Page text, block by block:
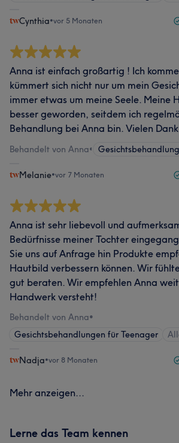
Cynthia•vor 5 Monaten
Anna ist einfach großartig ! Ich
kümmert sich nicht nur um mein
immer etwas um meine Seele. Meine
besser geworden, seitdem ich
Behandlung bei Anna bin. Vielen
Behandelt von Anna•
Melanie•vor 7 Monaten
Anna ist sehr liebevoll und
Bedürfnisse meiner Tochter
Sie uns auf Anfrage hin Produkte
Hautbild verbessern können. Wir
gut beraten. Wir empfehlen Anna
Handwerk versteht!
Behandelt von Anna•
Gesichtsbehandlungen für Teenager
Nadja•vor 8 Monaten
Mehr anzeigen...
Lerne das Team kennen